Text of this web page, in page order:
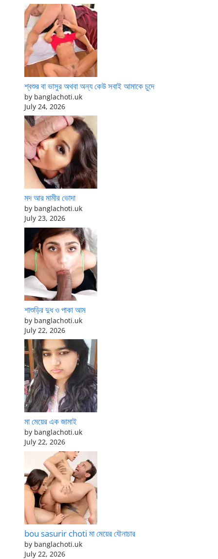
শ্বশুর বা ভাসুর অথবা অন্য কেউ সবাই আমাকে চুদে
by banglachoti.uk
July 24, 2026
মদ আর মামীর ভোদা
by banglachoti.uk
July 23, 2026
শাশুড়ির দুধ ও পাকা আম
by banglachoti.uk
July 22, 2026
মা মেয়ের এক জামাই
by banglachoti.uk
July 22, 2026
bou sasurir choti মা মেয়ের যৌনাচার
by banglachoti.uk
July 22, 2026